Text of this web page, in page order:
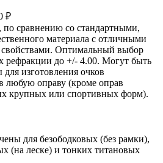
₽
по сравнению со стандартными,
материала с отличными
Оптимальный выбор
рефракции до +/- 4.00. Могут быть
для изготовления очков
любую оправу (кроме оправ
крупных или спортивных форм).
для безободковых (без рамки),
(на леске) и тонких титановых